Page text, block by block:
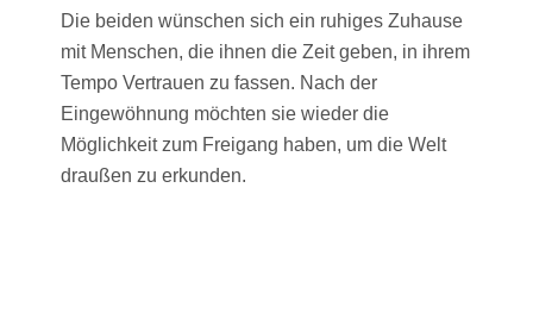
Die beiden wünschen sich ein ruhiges Zuhause
mit Menschen, die ihnen die Zeit geben, in ihrem
Tempo Vertrauen zu fassen. Nach der
Eingewöhnung möchten sie wieder die
Möglichkeit zum Freigang haben, um die Welt
draußen zu erkunden.